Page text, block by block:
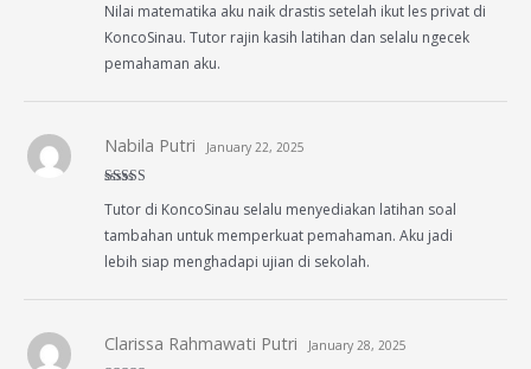
of 5
Nilai matematika aku naik drastis setelah ikut les privat di
KoncoSinau. Tutor rajin kasih latihan dan selalu ngecek
pemahaman aku.
of 5
Nabila Putri January 22, 2025
Tutor di KoncoSinau selalu menyediakan latihan soal
tambahan untuk memperkuat pemahaman. Aku jadi
lebih siap menghadapi ujian di sekolah.
Clarissa Rahmawati Putri January 28, 2025